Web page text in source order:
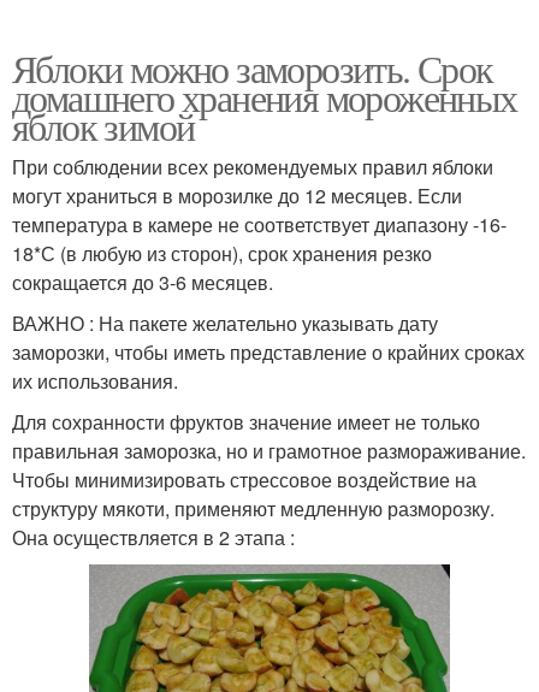
Яблоки можно заморозить. Срок
домашнего хранения мороженных
яблок зимой
При соблюдении всех рекомендуемых правил яблоки
могут храниться в морозилке до 12 месяцев. Если
температура в камере не соответствует диапазону -16-
18*С (в любую из сторон), срок хранения резко
сокращается до 3-6 месяцев.
ВАЖНО : На пакете желательно указывать дату
заморозки, чтобы иметь представление о крайних сроках
их использования.
Для сохранности фруктов значение имеет не только
правильная заморозка, но и грамотное размораживание.
Чтобы минимизировать стрессовое воздействие на
структуру мякоти, применяют медленную разморозку.
Она осуществляется в 2 этапа :